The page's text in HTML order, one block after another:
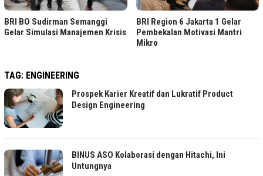
BRI BO Sudirman Semanggi
Gelar Simulasi Manajemen Krisis
BRI Region 6 Jakarta 1 Gelar
Pembekalan Motivasi Mantri
Mikro
TAG: ENGINEERING
Prospek Karier Kreatif dan Lukratif Product
Design Engineering
BINUS ASO Kolaborasi dengan Hitachi, Ini
Untungnya